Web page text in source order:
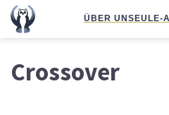
ÜBER UNSEULE-
Crossover